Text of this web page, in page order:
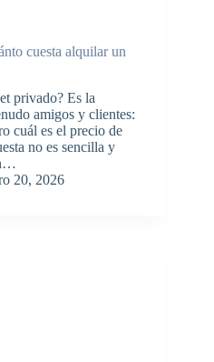
cuesta alquilar un
privado? Es la
amigos y clientes:
cuál es el precio de
no es sencilla y
20, 2026